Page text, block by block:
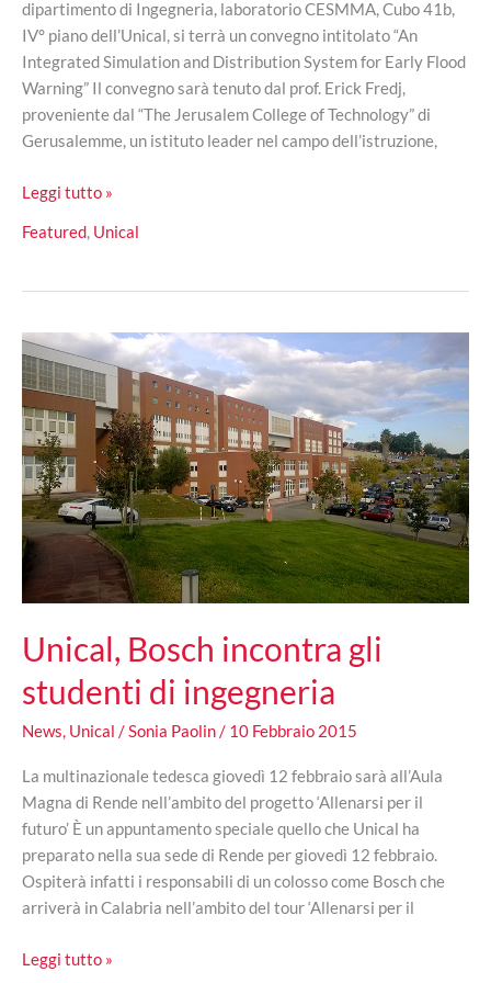
dipartimento di Ingegneria, laboratorio CESMMA, Cubo 41b,
IV° piano dell’Unical, si terrà un convegno intitolato “An
Integrated Simulation and Distribution System for Early Flood
Warning” Il convegno sarà tenuto dal prof. Erick Fredj,
proveniente dal “The Jerusalem College of Technology” di
Gerusalemme, un istituto leader nel campo dell’istruzione,
Unical:
col
Erick
di
Gerusalemme
Leggi tutto »
Featured, Unical
Unical, Bosch incontra gli
studenti di ingegneria
News, Unical /Sonia Paolin/ 10 Febbraio 2015
La multinazionale tedesca giovedì 12 febbraio sarà all’Aula
Magna di Rende nell’ambito del progetto ‘Allenarsi per il
futuro’ È un appuntamento speciale quello che Unical ha
preparato nella sua sede di Rende per giovedì 12 febbraio.
Ospiterà infatti i responsabili di un colosso come Bosch che
arriverà in Calabria nell’ambito del tour ‘Allenarsi per il
Unical,
Leggi tutto »